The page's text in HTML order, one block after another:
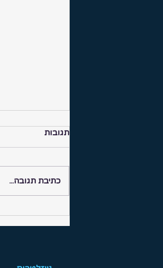
תגובות
כתיבת תגובה...